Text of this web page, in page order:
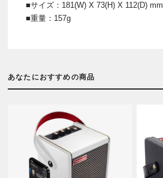
■サイズ：181(W) X 73(H) X 112(D) mm
■重量：157g
あなたにおすすめの商品